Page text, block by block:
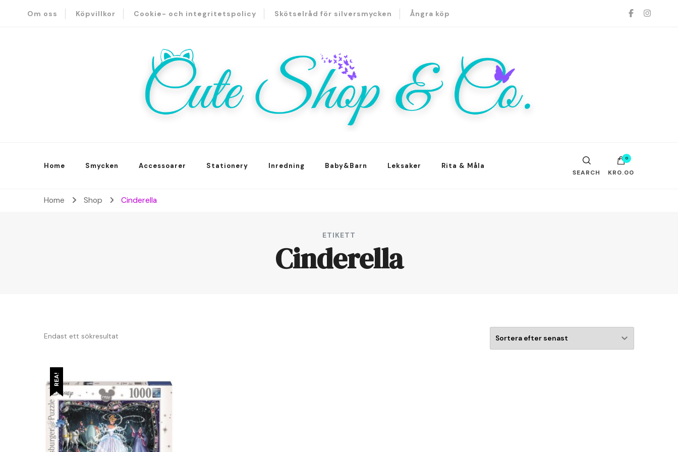
Om oss Köpvillkor Cookie- och integritetspolicy Skötselråd för silversmycken Ångra köp
Cute Shop & Co.
Home Smycken Accessoarer Stationery Inredning Baby&Barn Leksaker Rita & Måla
SEARCH
0
KR0.00
Home Shop Cinderella
ETIKETT
Cinderella
Endast ett sökresultat
REA!